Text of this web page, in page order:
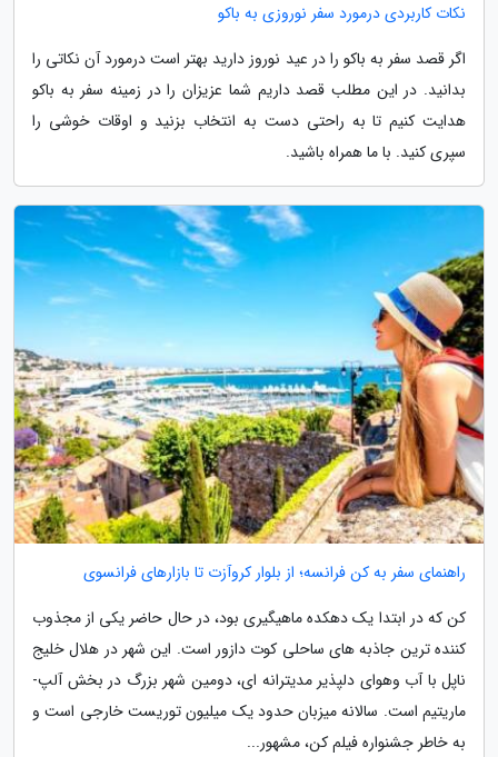
نکات کاربردی درمورد سفر نوروزی به باکو
اگر قصد سفر به باکو را در عید نوروز دارید بهتر است درمورد آن نکاتی را
بدانید. در این مطلب قصد داریم شما عزیزان را در زمینه سفر به باکو
هدایت کنیم تا به راحتی دست به انتخاب بزنید و اوقات خوشی را
سپری کنید. با ما همراه باشید.
راهنمای سفر به کن فرانسه؛ از بلوار کروآزت تا بازارهای فرانسوی
کن که در ابتدا یک دهکده ماهیگیری بود، در حال حاضر یکی از مجذوب
کننده ترین جاذبه های ساحلی کوت دازور است. این شهر در هلال خلیج
ناپل با آب وهوای دلپذیر مدیترانه ای، دومین شهر بزرگ در بخش آلپ-
ماریتیم است. سالانه میزبان حدود یک میلیون توریست خارجی است و
به خاطر جشنواره فیلم کن، مشهور...